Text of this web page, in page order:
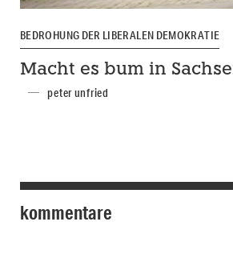
BEDROHUNG DER LIBERALEN DEMOKRATIE
Macht es bum in
peter unfried
kommentare